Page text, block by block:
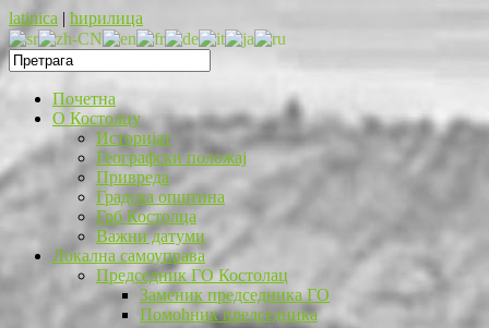
latinica | ћирилица
Почетна
O Костолцу
Историјат
Географски положај
Привреда
Градска општина
Грб Костолца
Важни датуми
Локална самоуправа
Председник ГО Костолац
Заменик председника ГО
Помоћник председника